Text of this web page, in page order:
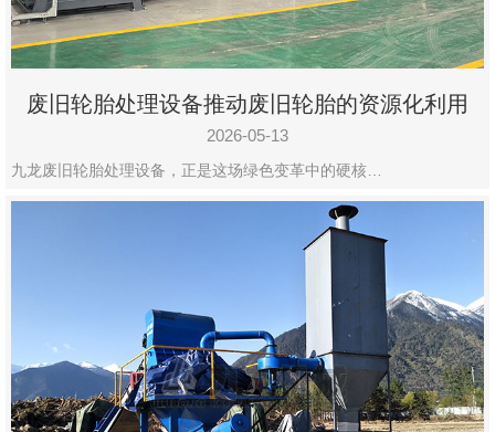
废旧轮胎处理设备推动废旧轮胎的资源化利用
2026-05-13
九龙废旧轮胎处理设备，正是这场绿色变革中的硬核…